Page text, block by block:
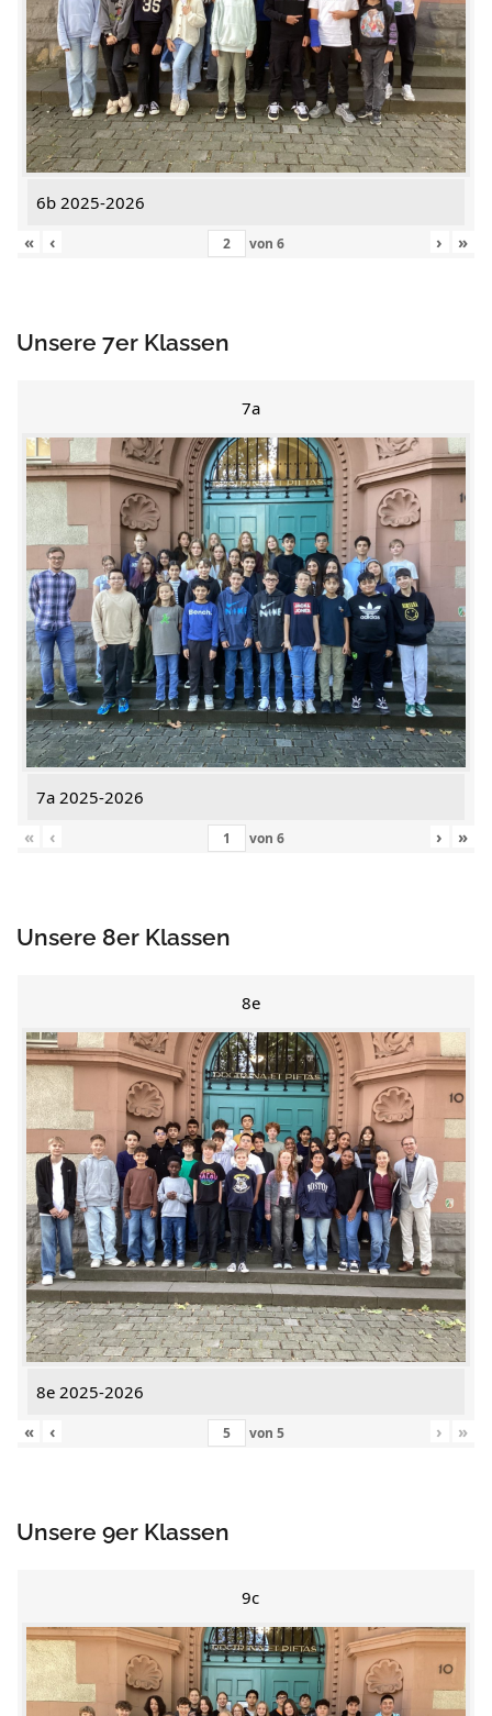
6b 2025-2026
«
‹ von 6 › »
Unsere 7er Klassen
7a
7a 2025-2026
«
‹ von 6 › »
Unsere 8er Klassen
8e
8e 2025-2026
«
‹ von 5 › »
Unsere 9er Klassen
9c